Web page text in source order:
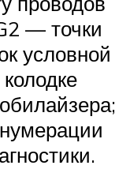
— точки
условной